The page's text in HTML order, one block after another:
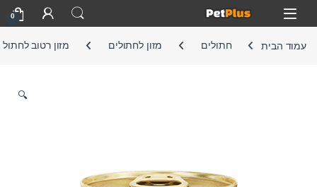
Skip to navigation
Skip to content
Open
0
עמוד הבית חתולים מזון לחתולים מזון רטוב לחתול
🔍